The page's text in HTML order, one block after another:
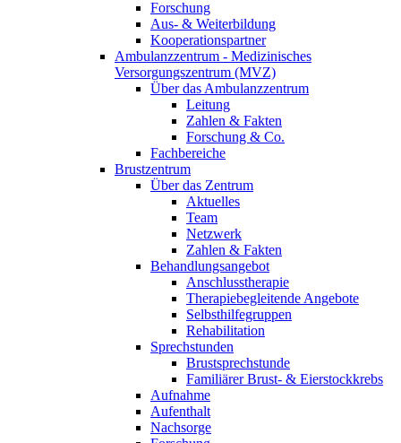
Forschung
Aus- & Weiterbildung
Kooperationspartner
Ambulanzzentrum - Medizinisches
Versorgungszentrum (MVZ)
Über das Ambulanzzentrum
Leitung
Zahlen & Fakten
Forschung & Co.
Fachbereiche
Brustzentrum
Über das Zentrum
Aktuelles
Team
Netzwerk
Zahlen & Fakten
Behandlungsangebot
Anschlusstherapie
Therapiebegleitende Angebote
Selbsthilfegruppen
Rehabilitation
Sprechstunden
Brustsprechstunde
Familiärer Brust- & Eierstockkrebs
Aufnahme
Aufenthalt
Nachsorge